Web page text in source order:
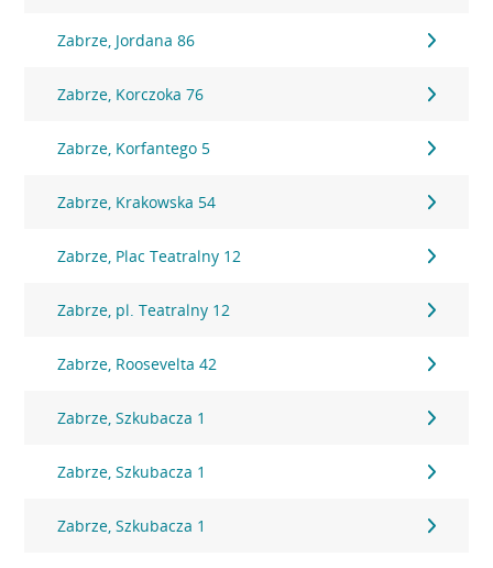
Zabrze, Jordana 86
Zabrze, Korczoka 76
Zabrze, Korfantego 5
Zabrze, Krakowska 54
Zabrze, Plac Teatralny 12
Zabrze, pl. Teatralny 12
Zabrze, Roosevelta 42
Zabrze, Szkubacza 1
Zabrze, Szkubacza 1
Zabrze, Szkubacza 1